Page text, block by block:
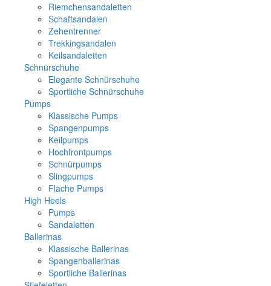
Riemchensandaletten
Schaftsandalen
Zehentrenner
Trekkingsandalen
Keilsandaletten
Schnürschuhe
Elegante Schnürschuhe
Sportliche Schnürschuhe
Pumps
Klassische Pumps
Spangenpumps
Keilpumps
Hochfrontpumps
Schnürpumps
Slingpumps
Flache Pumps
High Heels
Pumps
Sandaletten
Ballerinas
Klassische Ballerinas
Spangenballerinas
Sportliche Ballerinas